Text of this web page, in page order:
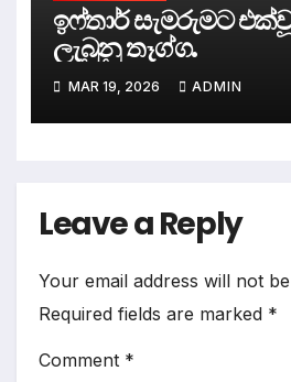
ඉෆ්තාර් සැමරුමට
ලැබුනු තෑග්ග.
MAR 19, 2026 ADMIN
Leave a Reply
Your email address will not
Required fields are marked *
Comment *